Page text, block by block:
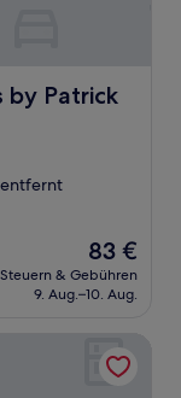
by Patrick
Hayat
entfernt
Der
Preis
beträgt
83 €
& Gebühren
9. Aug.–10. Aug.